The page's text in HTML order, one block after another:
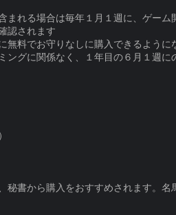
れる場合は毎年１月１週に、ゲー
認されます
料でお守りなしに購入できるよう
ングに関係なく、１年目の６月１週
書から購入をおすすめされます。